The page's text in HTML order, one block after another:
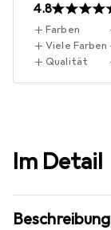
4.8
Farben
Viele Farben
Qualität
Im Detail
Beschreibung